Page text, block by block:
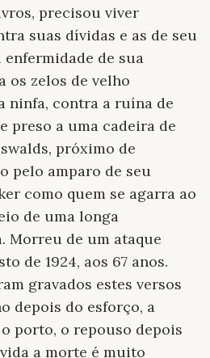
precisou viver
suas dívidas e as de seu
de sua
os zelos de velho
ninfa, contra a ruína de
preso a uma cadeira de
próximo de
pelo amparo de seu
como quem se agarra ao
de uma longa
Morreu de um ataque
de 1924, aos 67 anos.
gravados estes versos
depois do esforço, a
porto, o repouso depois
a morte é muito